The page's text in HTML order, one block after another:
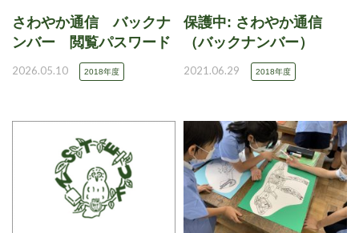
さわやか通信 バックナ
ンバー 閲覧パスワード
2026.05.10 2018年度
保護中: さわやか通信
（バックナンバー）
2021.06.29 2018年度